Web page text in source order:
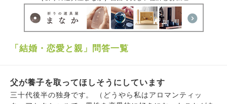
「結婚・恋愛と親」問答一覧
父が養子を取ってほしそうにしています
三十代後半の独身です。 （どうやら私はアロマンティッ